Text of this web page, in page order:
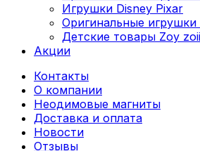
Игрушки Disney Pixar
Оригинальные игрушки
Детские товары Zoy zoii
Акции
Контакты
О компании
Неодимовые магниты
Доставка и оплата
Новости
Отзывы